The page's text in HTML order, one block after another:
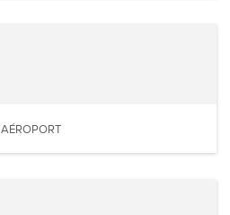
AÉROPORT